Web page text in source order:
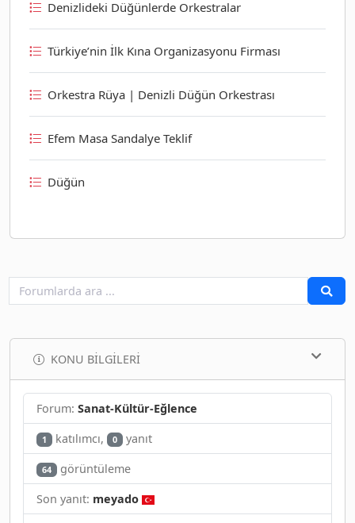
Denizlideki Düğünlerde Orkestralar
Türkiye’nin İlk Kına Organizasyonu Firması
Orkestra Rüya | Denizli Düğün Orkestrası
Efem Masa Sandalye Teklif
Düğün
KONU BILGILERI
Forum: Sanat-Kültür-Eğlence
1 katılımcı, 0 yanıt
64
görüntüleme
Son yanıt: meyado